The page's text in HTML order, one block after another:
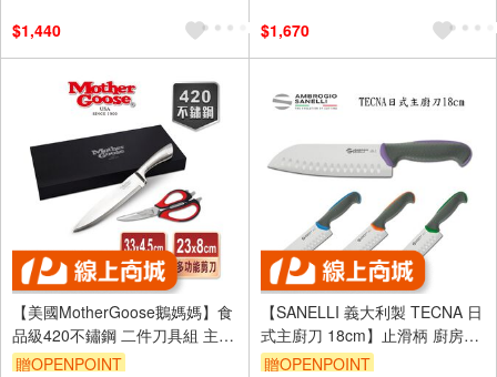
$1,440
$1,670
【美國MotherGoose鵝媽媽】食
品級420不鏽鋼 二件刀具組 主廚
刀+多功能廚房料理剪刀
贈OPENPOINT
【SANELLI 義大利製 TECNA 日
式主廚刀 18cm】止滑柄 廚房刀
調理刀 三德刀 主廚刀 日式主廚
贈OPENPOINT